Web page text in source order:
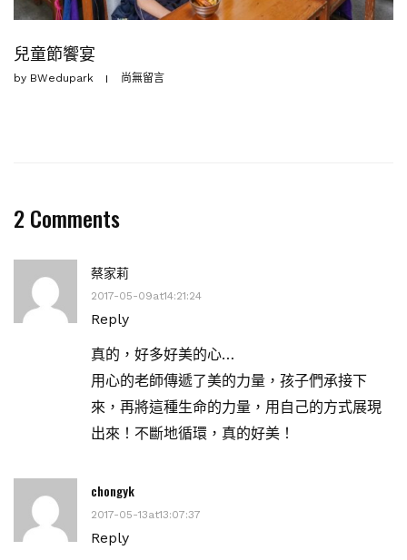
兒童節饗宴
by BWedupark 尚無留言
2 Comments
蔡家莉
2017-05-09at14:21:24
Reply
真的，好多好美的心…
用心的老師傳遞了美的力量，孩子們承接下
來，再將這種生命的力量，用自己的方式展現
出來！不斷地循環，真的好美！
chongyk
2017-05-13at13:07:37
Reply